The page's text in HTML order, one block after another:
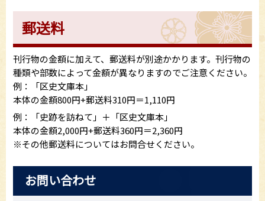
郵送料
刊行物の金額に加えて、郵送料が別途かかります。刊行物の
種類や部数によって金額が異なりますのでご注意ください。
例：「区史文庫本」
本体の金額800円+郵送料310円＝1,110円
例：「史跡を訪ねて」＋「区史文庫本」
本体の金額2,000円+郵送料360円＝2,360円
※その他郵送料についてはお問合せください。
お問い合わせ